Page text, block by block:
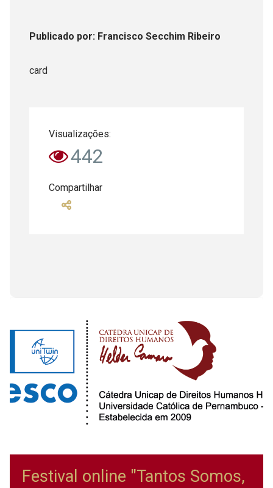
Publicado por: Francisco Secchim Ribeiro
card
Visualizações:
442
Compartilhar
Festival online "Tantos Somos,